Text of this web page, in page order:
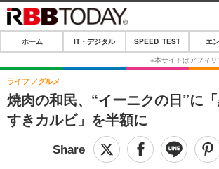
ホーム
IT・デジタル
IT・デジタルTOP
ショッピング
SPEED TEST
エンタメTOP 映
ホーム IT・デジタル SPEED TEST エ
焼肉の和民、“イーニクの日”に
すきカルビ」を半額に
ライフ グルメ